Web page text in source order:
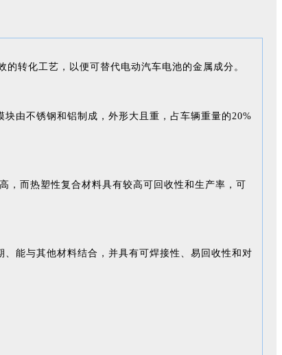
转化工艺，以便可替代电动汽车电池的金属成分。
由不锈钢和铝制成，外形大且重，占车辆重量的20%
，而热塑性复合材料具有较高可回收性和生产率，可
能与其他材料结合，并具有可焊接性、易回收性和对